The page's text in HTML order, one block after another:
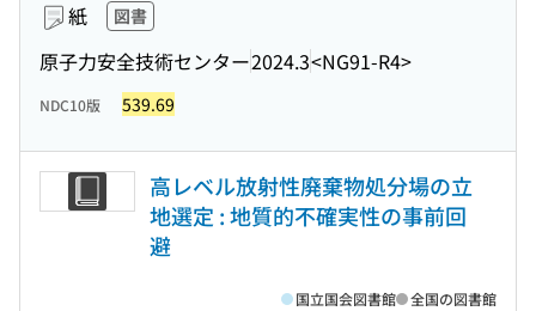
紙 図書
原子力安全技術センター2024.3<NG91-R4>
NDC10版 539.69
高レベル放射性廃棄物処分場の立
地選定 : 地質的不確実性の事前回
避
国立国会図書館 全国の図書館